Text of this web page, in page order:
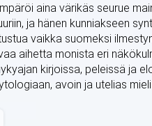
aina värikäs seurue
ja hänen kunniakseen
vaikka suomeksi
aihetta monista eri
kirjoissa, peleissä ja
avoin ja utelias mieli